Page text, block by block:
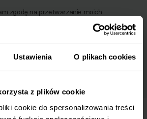
Ustawienia O plikach cookies
z plików cookie
cookie do spersonalizowania treści
zgodę na przetwarzanie moich
osobowych w celu otrzymywania
i potwierdzam zapoznanie się z